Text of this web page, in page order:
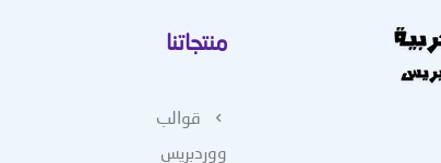
منتجاتنا
قوالب
ووردبريس